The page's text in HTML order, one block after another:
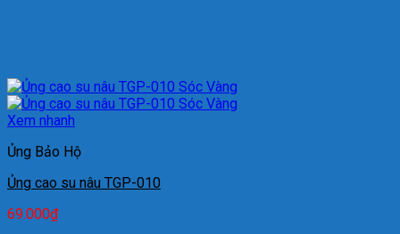
Xem nhanh
Ủng Bảo Hộ
Ủng cao su nâu TGP-010
69.000₫